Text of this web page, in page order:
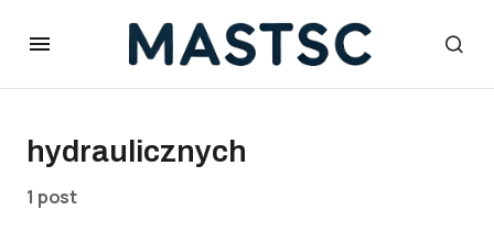
hydraulicznych
1 post